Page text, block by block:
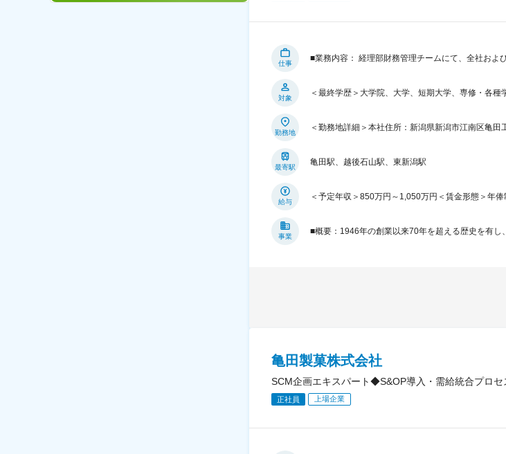
仕事
■業務内容： 経理部財務管理チームにて、全社およ
対象
＜最終学歴＞大学院、大学、短期大学、専修・各
勤務地
＜勤務地詳細＞本社住所：新潟県新潟市江南区亀
最寄駅
亀田駅、越後石山駅、東新潟駅
給与
＜予定年収＞850万円～1,050万円＜賃金形態＞年
事業
■概要：1946年の創業以来70年を超える歴史を有
亀田製菓株式会社
SCM企画エキスパート◆S&OP導入・需給統合プロ
正社員 上場企業